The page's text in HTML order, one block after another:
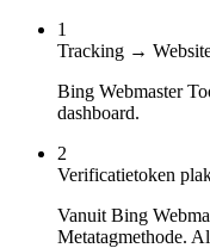
1
Tracking →
Bing Webmaster
dashboard.
2
Verificatietoken
Vanuit Bing
Metatagmethode.